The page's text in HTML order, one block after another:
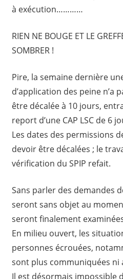
à exécution…………
RIEN NE BOUGE ET LE
SOMBRER !
Pire, la semaine dernière
d’application des peine n’a
être décalée à 10 jours,
report d’une CAP LSC de 6
Les dates des permissions
devoir être décalées ; le
vérification du SPIP refait.
Sans parler des demandes
seront sans objet au
seront finalement
En milieu ouvert, les
personnes écrouées,
sont plus communiquées ni
Il est désormais impossible